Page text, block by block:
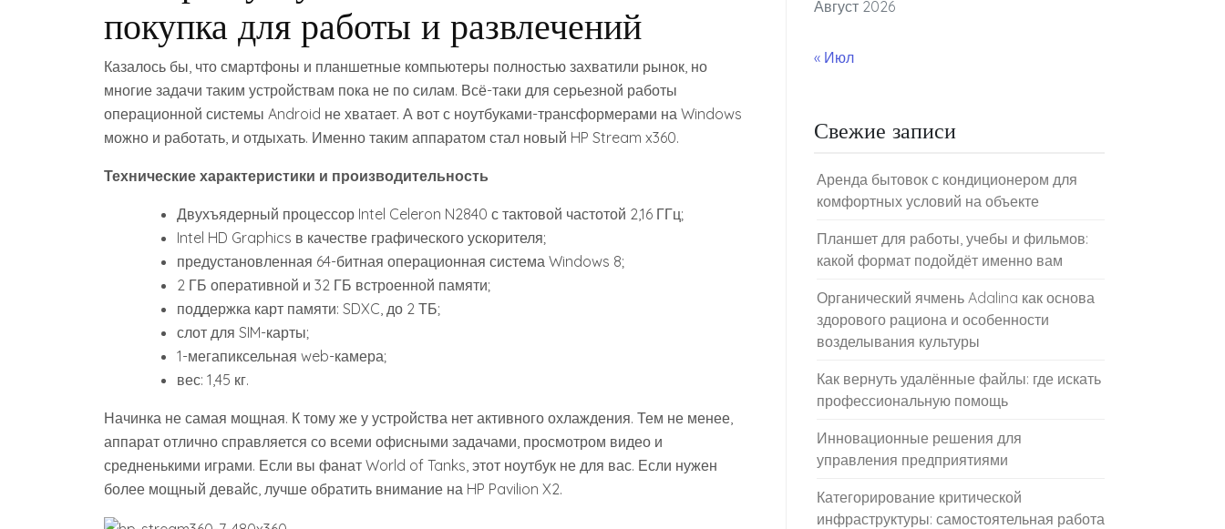
покупка для работы и развлечений
Казалось бы, что смартфоны и планшетные компьютеры полностью захватили рынок, но
многие задачи таким устройствам пока не по силам. Всё-таки для серьезной работы
операционной системы Android не хватает. А вот с ноутбуками-трансформерами на Windows
можно и работать, и отдыхать. Именно таким аппаратом стал новый HP Stream x360.
Технические характеристики и производительность
Двухъядерный процессор Intel Celeron N2840 с тактовой частотой 2,16 ГГц;
Intel HD Graphics в качестве графического ускорителя;
предустановленная 64-битная операционная система Windows 8;
2 ГБ оперативной и 32 ГБ встроенной памяти;
поддержка карт памяти: SDXC, до 2 ТБ;
слот для SIM-карты;
1-мегапиксельная web-камера;
вес: 1,45 кг.
Начинка не самая мощная. К тому же у устройства нет активного охлаждения. Тем не менее,
аппарат отлично справляется со всеми офисными задачами, просмотром видео и
средненькими играми. Если вы фанат World of Tanks, этот ноутбук не для вас. Если нужен
более мощный девайс, лучше обратить внимание на HP Pavilion X2.
Август 2026
« Июл
Свежие записи
Аренда бытовок с кондиционером для
комфортных условий на объекте
Планшет для работы, учебы и фильмов:
какой формат подойдёт именно вам
Органический ячмень Adalina как основа
здорового рациона и особенности
возделывания культуры
Как вернуть удалённые файлы: где искать
профессиональную помощь
Инновационные решения для
управления предприятиями
Категорирование критической
инфраструктуры: самостоятельная работа